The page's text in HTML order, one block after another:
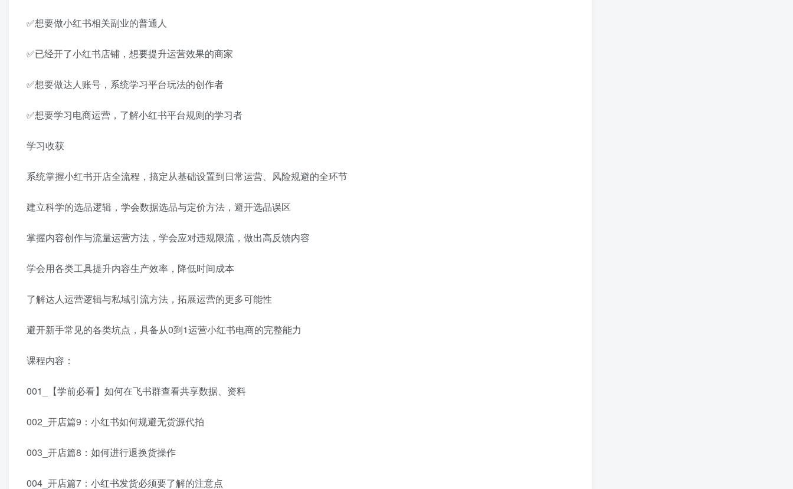
✅想要做小红书相关副业的普通人
✅已经开了小红书店铺，想要提升运营效果的商家
✅想要做达人账号，系统学习平台玩法的创作者
✅想要学习电商运营，了解小红书平台规则的学习者
学习收获
系统掌握小红书开店全流程，搞定从基础设置到日常运营、风险规避的全环节
建立科学的选品逻辑，学会数据选品与定价方法，避开选品误区
掌握内容创作与流量运营方法，学会应对违规限流，做出高反馈内容
学会用各类工具提升内容生产效率，降低时间成本
了解达人运营逻辑与私域引流方法，拓展运营的更多可能性
避开新手常见的各类坑点，具备从0到1运营小红书电商的完整能力
课程内容：
001_【学前必看】如何在飞书群查看共享数据、资料
002_开店篇9：小红书如何规避无货源代拍
003_开店篇8：如何进行退换货操作
004_开店篇7：小红书发货必须要了解的注意点